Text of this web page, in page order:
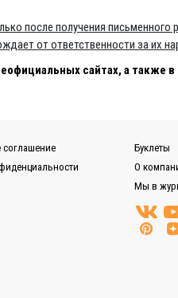
после получения письменного
от ответственности за их
сайтах, а также в
соглашение
Буклеты
О
Мы в